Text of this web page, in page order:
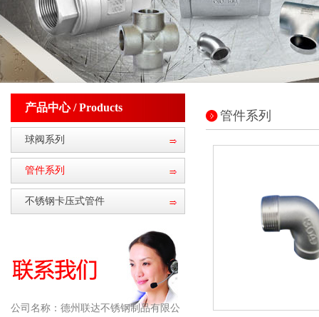
产品中心 / Products
球阀系列
管件系列
不锈钢卡压式管件
公司名称： 德州联达不锈钢制品有限公
管件系列